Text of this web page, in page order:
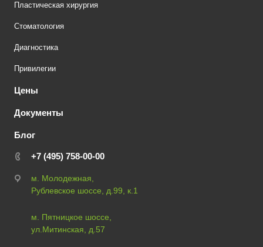
Пластическая хирургия
Стоматология
Диагностика
Привилегии
Цены
Документы
Блог
+7 (495) 758-00-00
м. Молодежная,
Рублевское шоссе, д.99, к.1
м. Пятницкое шоссе,
ул.Митинская, д.57